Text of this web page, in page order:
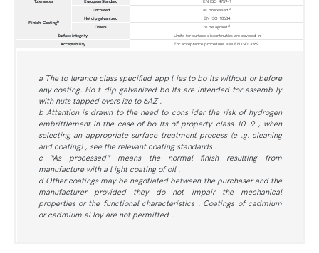
Uncoated
as processed c
Finish-Coatingb Hot dip galvanized
EN ISO 10684
Others
to be agreedd
Surface integrity
Limits for surface discontinuities are covered in
Acceptability
For acceptance procedure, see EN ISO 3269.
a The to lerance class specified app l ies to bo lts without or before
any coating. Ho t-dip galvanized bo lts are intended for assemb ly
with nuts tapped overs ize to 6AZ .
b Attention is drawn to the need to cons ider the risk of hydrogen
embrittlement in the case of bo lts of property class 10 .9 , when
selecting an appropriate surface treatment process (e .g. cleaning
and coating) , see the relevant coating standards .
c “As processed” means the normal finish resulting from
manufacture with a l ight coating of oil .
d Other coatings may be negotiated between the purchaser and the
manufacturer provided they do not impair the mechanical
properties or the functional characteristics . Coatings of cadmium
or cadmium al loy are not permitted .